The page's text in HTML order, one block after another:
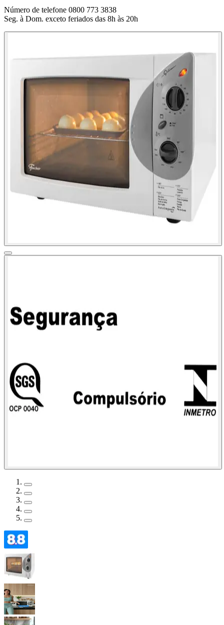
Número de telefone 0800 773 3838
Seg. à Dom. exceto feriados das 8h às 20h